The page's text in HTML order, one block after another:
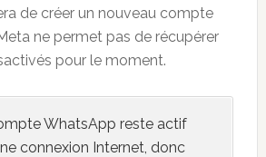
de créer un nouveau compte
ne permet pas de récupérer
pour le moment.
WhatsApp reste actif
connexion Internet, donc